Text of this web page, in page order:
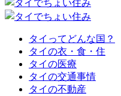
タイってどんな国？
タイの衣・食・住
タイの医療
タイの交通事情
タイの不動産